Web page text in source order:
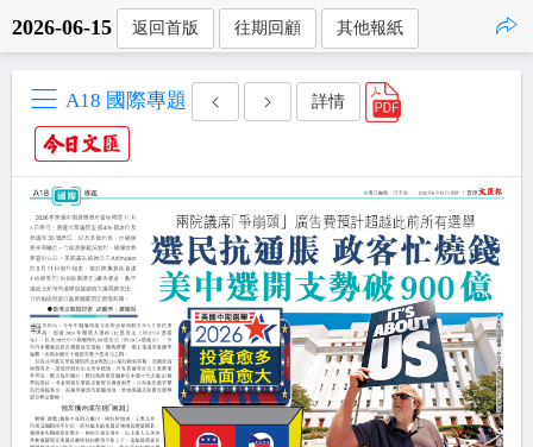
2026-06-15 返回首版 往期回顧 其他報紙
A18 國際專題 詳情
點擊複製